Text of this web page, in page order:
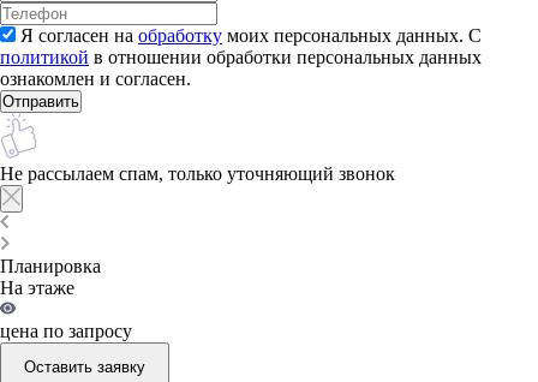
Я согласен на обработку моих персональных данных. С
политикой в отношении обработки персональных данных
ознакомлен и согласен.
Не рассылаем спам, только уточняющий звонок
Планировка
На этаже
цена по запросу
Оставить заявку